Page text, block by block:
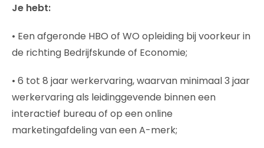
Je hebt:
• Een afgeronde HBO of WO opleiding bij voorkeur in
de richting Bedrijfskunde of Economie;
• 6 tot 8 jaar werkervaring, waarvan minimaal 3 jaar
werkervaring als leidinggevende binnen een
interactief bureau of op een online
marketingafdeling van een A-merk;